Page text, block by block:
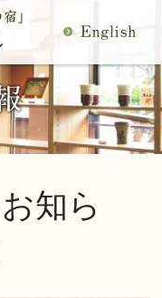
閉
じ
る
施設
案内
プページ
知ら
変更